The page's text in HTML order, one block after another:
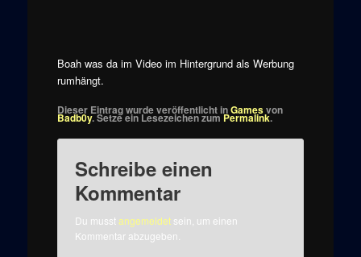
Boah was da im Video im Hintergrund als Werbung
rumhängt.
Dieser Eintrag wurde veröffentlicht inGamesvon
Badb0y. Setze ein Lesezeichen zumPermalink.
Schreibe einen
Kommentar
Du musstangemeldetsein, um einen
Kommentar abzugeben.